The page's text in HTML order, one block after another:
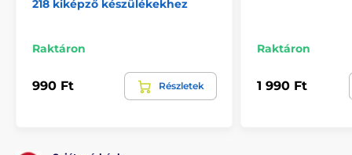
218 kiképző készülékekhez
Raktáron
990 Ft Részletek
Raktáron
1 990 Ft